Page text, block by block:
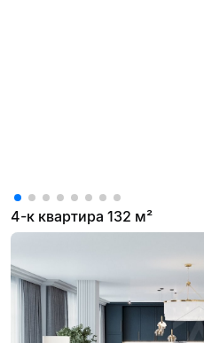
4-к квартира 132 м²